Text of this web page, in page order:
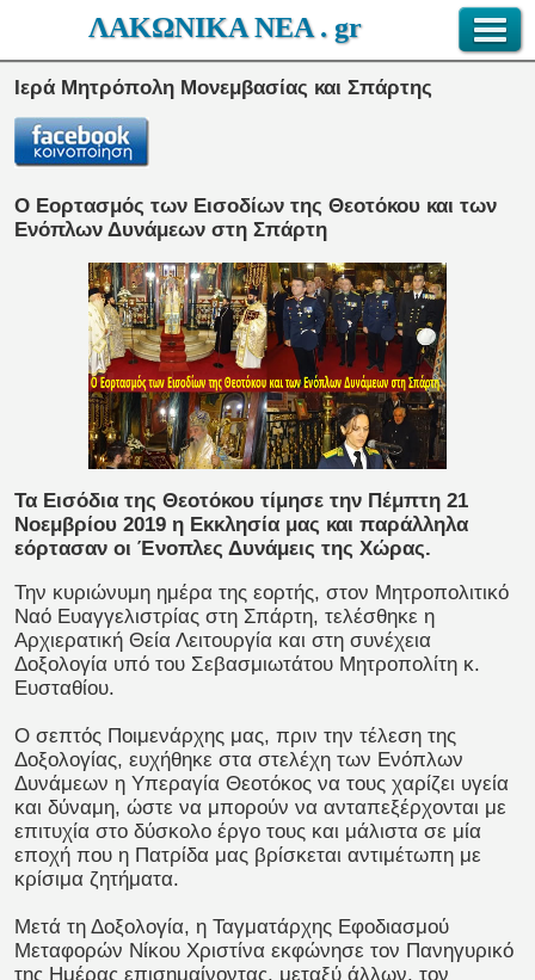
ΛΑΚΩΝΙΚΑ ΝΕΑ . gr
Ιερά Μητρόπολη Μονεμβασίας και Σπάρτης
Ο Eορτασμός των Εισοδίων της Θεοτόκου και των
Ενόπλων Δυνάμεων στη Σπάρτη
Τα Εισόδια της Θεοτόκου τίμησε την Πέμπτη 21
Νοεμβρίου 2019 η Εκκλησία μας και παράλληλα
εόρτασαν οι Ένοπλες Δυνάμεις της Χώρας.
Την κυριώνυμη ημέρα της εορτής, στον Μητροπολιτικό
Ναό Ευαγγελιστρίας στη Σπάρτη, τελέσθηκε η
Αρχιερατική Θεία Λειτουργία και στη συνέχεια
Δοξολογία υπό του Σεβασμιωτάτου Μητροπολίτη κ.
Ευσταθίου.
Ο σεπτός Ποιμενάρχης μας, πριν την τέλεση της
Δοξολογίας, ευχήθηκε στα στελέχη των Ενόπλων
Δυνάμεων η Υπεραγία Θεοτόκος να τους χαρίζει υγεία
και δύναμη, ώστε να μπορούν να ανταπεξέρχονται με
επιτυχία στο δύσκολο έργο τους και μάλιστα σε μία
εποχή που η Πατρίδα μας βρίσκεται αντιμέτωπη με
κρίσιμα ζητήματα.
Μετά τη Δοξολογία, η Ταγματάρχης Εφοδιασμού
Μεταφορών Νίκου Χριστίνα εκφώνησε τον Πανηγυρικό
της Ημέρας επισημαίνοντας, μεταξύ άλλων, τον